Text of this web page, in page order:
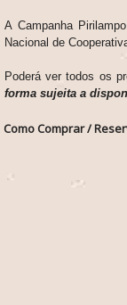
A Campanha
Nacional de
Poderá ver todos os
forma sujeita a
Como Comprar /